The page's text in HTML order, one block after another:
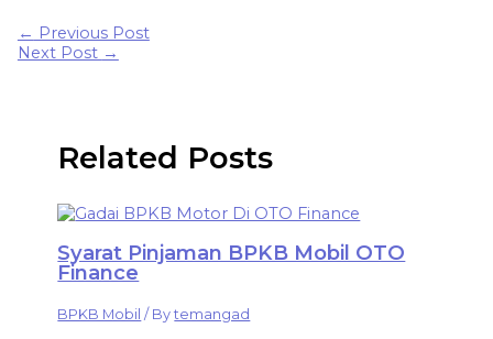
← Previous Post
Next Post →
Related Posts
Syarat Pinjaman BPKB Mobil OTO
Finance
BPKB Mobil / Bytemangad